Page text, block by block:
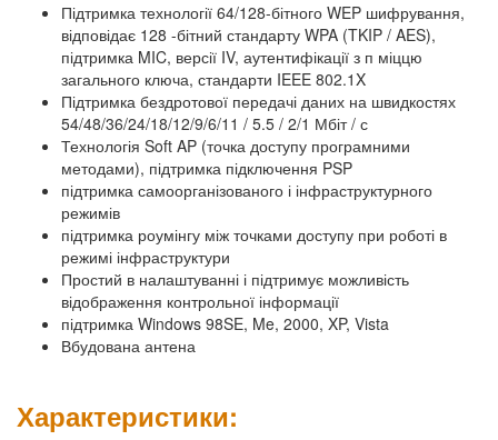
Підтримка технології 64/128-бітного WEP шифрування,
відповідає 128 -бітний стандарту WPA (TKIP / AES),
підтримка MIC, версії IV, аутентифікації з п міццю
загального ключа, стандарти IEEE 802.1X
Підтримка бездротової передачі даних на швидкостях
54/48/36/24/18/12/9/6/11 / 5.5 / 2/1 Мбіт / с
Технологія Soft AP (точка доступу програмними
методами), підтримка підключення PSP
підтримка самоорганізованого і інфраструктурного
режимів
підтримка роумінгу між точками доступу при роботі в
режимі інфраструктури
Простий в налаштуванні і підтримує можливість
відображення контрольної інформації
підтримка Windows 98SE, Me, 2000, XP, Vista
Вбудована антена
Характеристики: